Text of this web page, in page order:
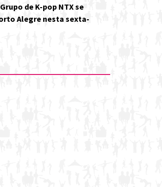
Grupo de K-pop NTX se
Alegre nesta sexta-